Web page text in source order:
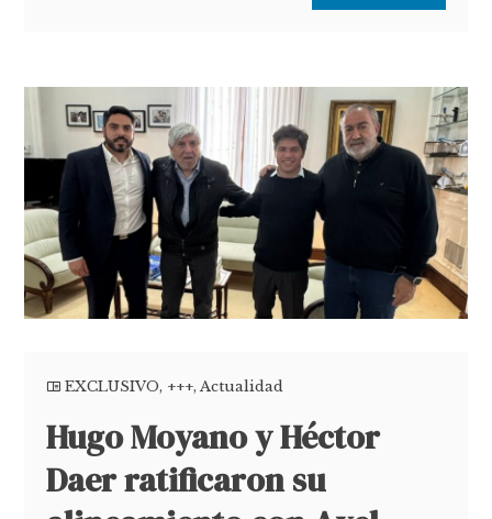
EXCLUSIVO, +++,Actualidad
Hugo Moyano y Héctor
Daer ratificaron su